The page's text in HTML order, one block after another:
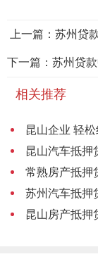
上一篇：苏州贷
下一篇：苏州贷
相关推荐
昆山企业 轻松线上贷
昆山汽车抵押贷款 快速
常熟房产抵押贷
苏州汽车抵押贷款 专
昆山房产抵押贷款 君联